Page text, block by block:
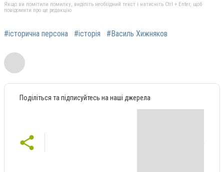
Якщо ви помітили помилку, виділіть необхідний текст і натисніть Ctrl + Enter, щоб
повідомити про це редакцію
#історична персона #історія #Василь Хижняков
Поділіться та підписуйтесь на наші джерела